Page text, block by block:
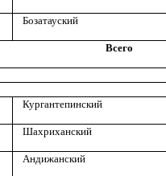
Бозатауский
Всего
Кургантепинский
Шахриханский
Андижанский